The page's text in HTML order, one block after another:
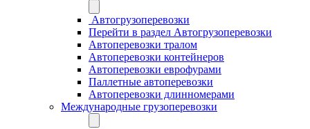
Автогрузоперевозки
Перейти в раздел Автогрузоперевозки
Автоперевозки тралом
Автоперевозки контейнеров
Автоперевозки еврофурами
Паллетные автоперевозки
Автоперевозки длинномерами
Международные грузоперевозки